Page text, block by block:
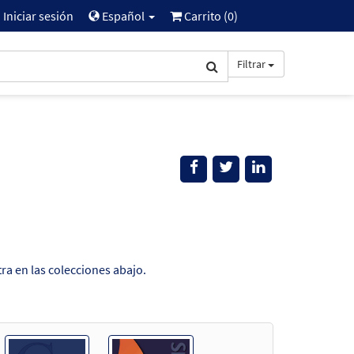
Iniciar sesión Español Carrito (0)
Filtrar
en las colecciones abajo.